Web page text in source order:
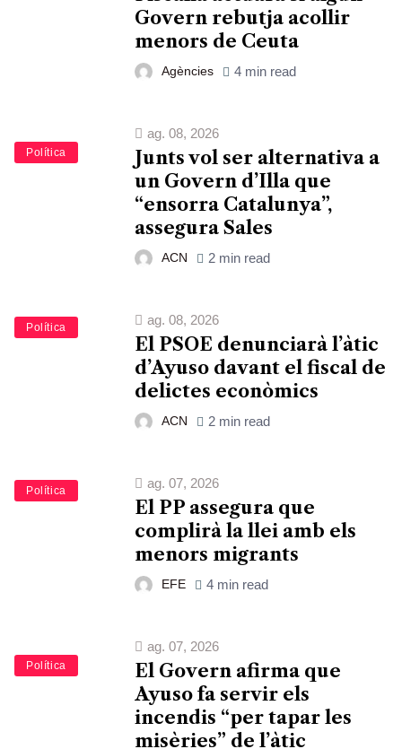
Govern rebutja acollir
menors de Ceuta
Agències 4 min read
Política
ag. 08, 2026
Junts vol ser alternativa a
un Govern d’Illa que
“ensorra Catalunya”,
assegura Sales
ACN 2 min read
Política
ag. 08, 2026
El PSOE denunciarà l’àtic
d’Ayuso davant el fiscal de
delictes econòmics
ACN 2 min read
Política
ag. 07, 2026
El PP assegura que
complirà la llei amb els
menors migrants
EFE 4 min read
Política
ag. 07, 2026
El Govern afirma que
Ayuso fa servir els
incendis “per tapar les
misèries” de l’àtic